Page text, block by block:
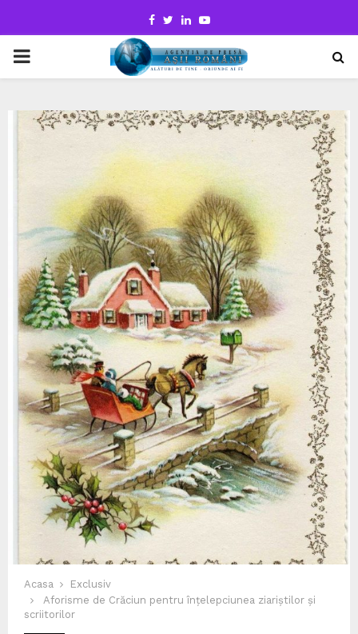
Facebook
TwitterLinkedinYoutube
PRIMARY
Acasa
Exclusiv
Aforisme de Crăciun pentru înțelepciunea ziariștilor și
scriitorilor